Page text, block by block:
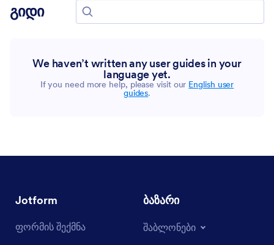
გიდი Search for guides
We haven’t written any user guides in your
language yet.
If you need more help, please visit our English user
guides.
Jotform
ფორმის შექმნა
ბაზარი
შაბლონები